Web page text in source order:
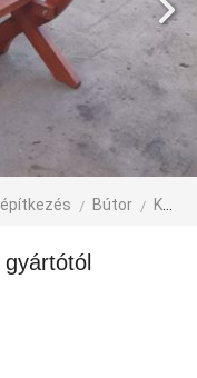
Bútor Kerti bútor
gyártótól